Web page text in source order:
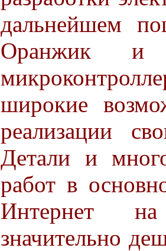
дальнейшем
Оранжик и
широкие
реализации
Детали и
работ в
Интернет
значительно